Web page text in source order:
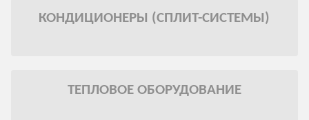
КОНДИЦИОНЕРЫ (СПЛИТ-СИСТЕМЫ)
ТЕПЛОВОЕ ОБОРУДОВАНИЕ